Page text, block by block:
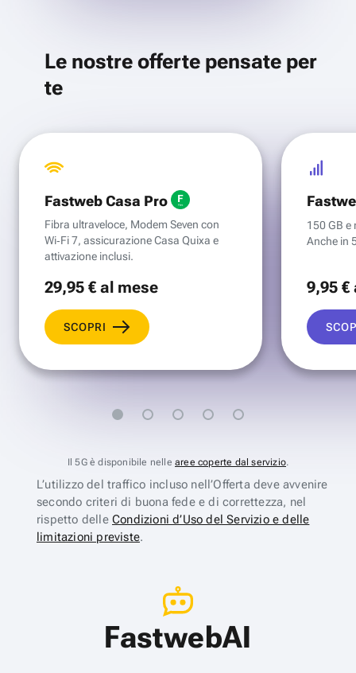
Le nostre offerte pensate per
te
Fastweb Casa Pro
Fibra ultraveloce, Modem Seven con
Wi‑Fi 7, assicurazione Casa Quixa e
attivazione inclusi.
29,95 €al mese
SCOPRI
150 GB e
Anche in
9,95 €
Il 5G è disponibile nelle aree coperte dal servizio.
L’utilizzo del traffico incluso nell’Offerta deve avvenire
secondo criteri di buona fede e di correttezza, nel
rispetto delle Condizioni d’Uso del Servizio e delle
limitazioni previste.
FastwebAI